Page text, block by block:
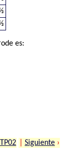
es:
Siguiente ›